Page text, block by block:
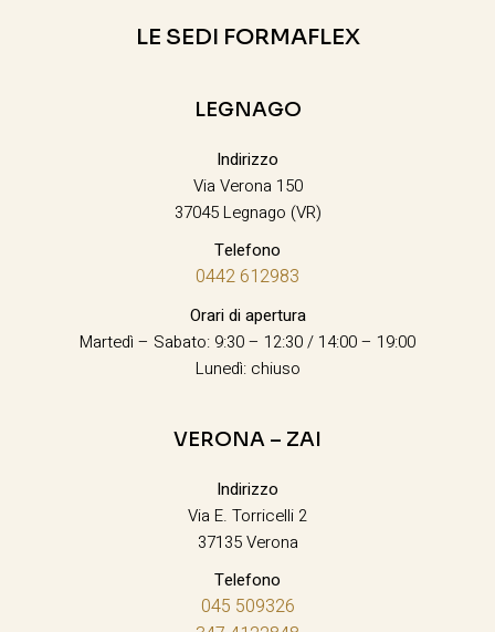
LE SEDI FORMAFLEX
LEGNAGO
Indirizzo
Via Verona 150
37045 Legnago (VR)
Telefono
0442 612983
Orari di apertura
Martedì – Sabato: 9:30 – 12:30 / 14:00 – 19:00
Lunedì: chiuso
VERONA – ZAI
Indirizzo
Via E. Torricelli 2
37135 Verona
Telefono
045 509326